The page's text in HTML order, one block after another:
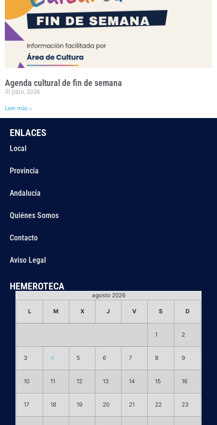
Agenda cultural de fin de semana
31 julio, 2026
Leer más »
ENLACES
Local
Provincia
Andalucía
Quiénes Somos
Contacto
Aviso Legal
HEMEROTECA
agosto 2026
L M X J V S D
1 2
3 4 5 6 7 8 9
10 11 12 13 14 15 16
17 18 19 20 21 22 23